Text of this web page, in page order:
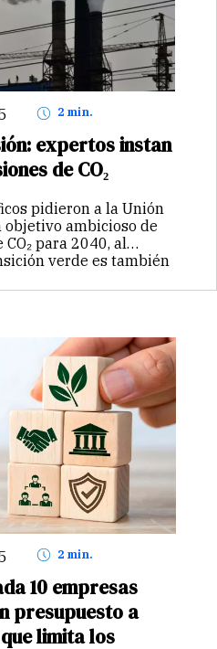
2 min.
expertos instan
de CO₂
pidieron a la Unión
ambicioso de
para 2040, al
verde es también
2 min.
10 empresas
presupuesto a
limita los